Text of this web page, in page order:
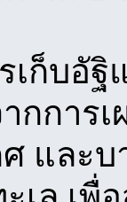
เก็บอั
กการ
และ